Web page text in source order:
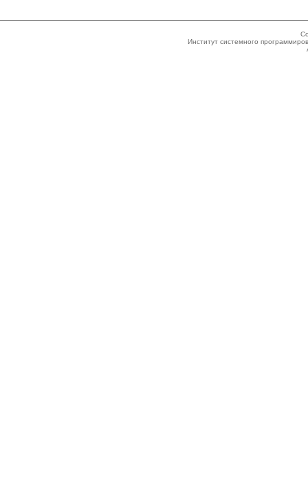
Институт системного